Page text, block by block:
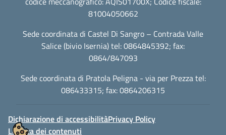
81004050662
Sede coordinata di Castel Di Sangro – Contrada Valle
Salice (bivio Isernia) tel: 0864845392; fax:
0864/847093
Sede coordinata di Pratola Peligna - via per Prezza tel:
086433315; fax: 0864206315
Dichiarazione di accessibilitàPrivacy Policy
Licenza dei contenuti